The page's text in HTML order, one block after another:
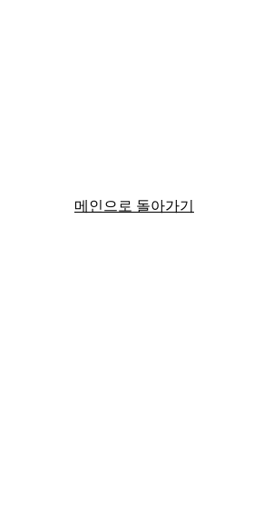
메인으로 돌아가기